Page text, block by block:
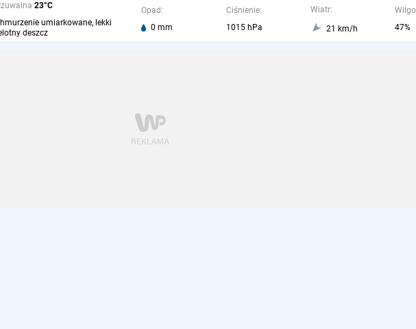
23°C
umiarkowane, lekki
deszcz
Opad:
0 mm
Ciśnienie:
1015 hPa
Wiatr:
21 km/h
47%